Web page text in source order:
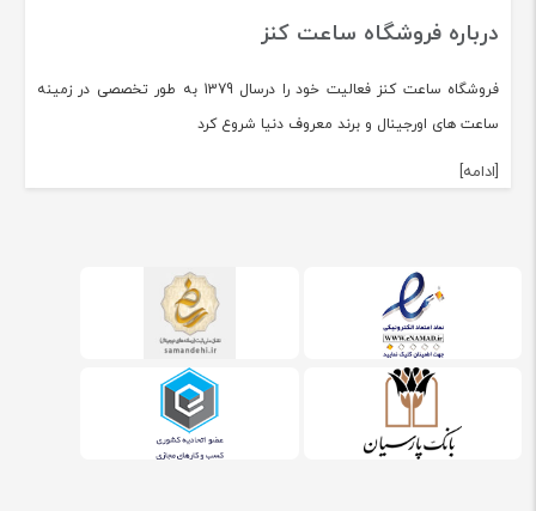
درباره فروشگاه ساعت کنز
فروشگاه ساعت کنز فعالیت خود را درسال 1379 به طور تخصصی در زمینه
ساعت های اورجینال و برند معروف دنیا شروع کرد
[ادامه]